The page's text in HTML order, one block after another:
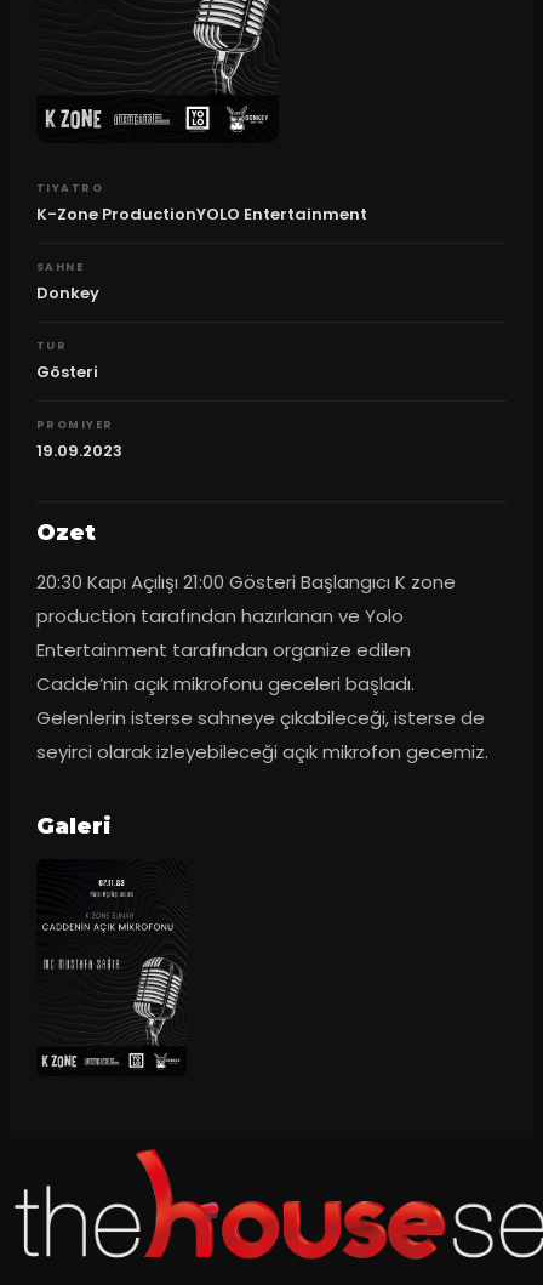
TIYATRO
K-Zone ProductionYOLO Entertainment
SAHNE
Donkey
TUR
Gösteri
PROMIYER
19.09.2023
Ozet
20:30 Kapı Açılışı 21:00 Gösteri Başlangıcı K zone
production tarafından hazırlanan ve Yolo
Entertainment tarafından organize edilen
Cadde’nin açık mikrofonu geceleri başladı.
Gelenlerin isterse sahneye çıkabileceği, isterse de
seyirci olarak izleyebileceği açık mikrofon gecemiz.
Galeri